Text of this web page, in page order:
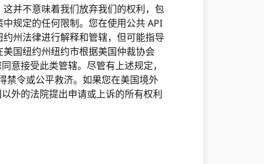
并不意味着我们放弃我们的权利，包
规定的任何限制。您在使用公共 API
州法律进行解释和管辖，但可能指导
国纽约州纽约市根据美国仲裁协会
意接受此类管辖。尽管有上述规定，
禁令或公平救济。如果您在美国境外
外的法院提出申请或上诉的所有权利